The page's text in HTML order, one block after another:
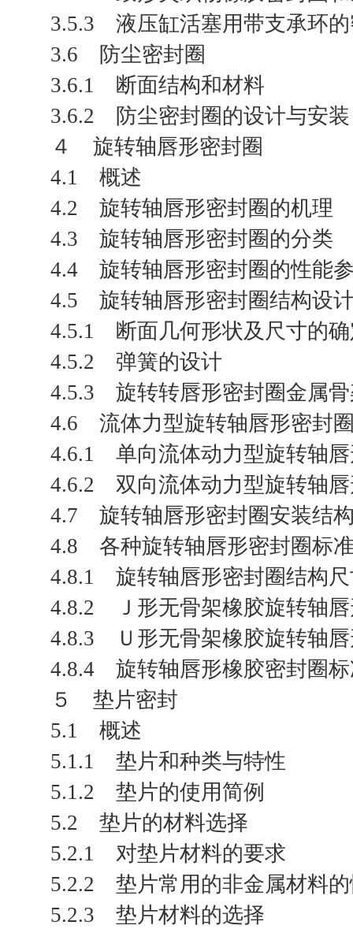
3.5.3 液压缸活塞用带支承环
3.6 防尘密封圈
3.6.1 断面结构和材料
3.6.2 防尘密封圈的设计与安装
４ 旋转轴唇形密封圈
4.1 概述
4.2 旋转轴唇形密封圈的机理
4.3 旋转轴唇形密封圈的分类
4.4 旋转轴唇形密封圈的性能
4.5 旋转轴唇形密封圈结构设
4.5.1 断面几何形状及尺寸的
4.5.2 弹簧的设计
4.5.3 旋转转唇形密封圈金属
4.6 流体力型旋转轴唇形密封
4.6.1 单向流体动力型旋转轴
4.6.2 双向流体动力型旋转轴
4.7 旋转轴唇形密封圈安装结
4.8 各种旋转轴唇形密封圈标
4.8.1 旋转轴唇形密封圈结构
4.8.2 Ｊ形无骨架橡胶旋转轴
4.8.3 Ｕ形无骨架橡胶旋转轴
4.8.4 旋转轴唇形橡胶密封圈
５ 垫片密封
5.1 概述
5.1.1 垫片和种类与特性
5.1.2 垫片的使用简例
5.2 垫片的材料选择
5.2.1 对垫片材料的要求
5.2.2 垫片常用的非金属材料
5.2.3 垫片材料的选择